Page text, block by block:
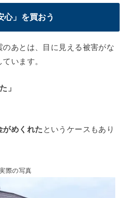
心」を買おう
あとは、目に見える被害がな
います。
」
がめくれた というケースもあり
際の写真